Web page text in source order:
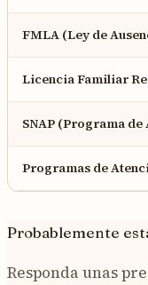
FMLA (Ley de
Licencia Familiar
SNAP (Programa
Programas de
Probablemente
Responda unas